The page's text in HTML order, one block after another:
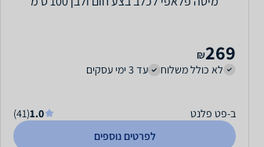
269
₪
לא כולל משלוח
עד 3 ימי עסקים
ב-פט פלנט 1.0
(41)
לפרטים נוספים